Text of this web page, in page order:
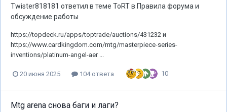
Twister818181 ответил в теме ToRTв Правила форума и
обсуждение работы
https://topdeck.ru/apps/toptrade/auctions/431232 и
https://www.cardkingdom.com/mtg/masterpiece-series-
inventions/platinum-angel-aer ...
20 июня 2025 104 ответа 10
Mtg arena снова баги и лаги?